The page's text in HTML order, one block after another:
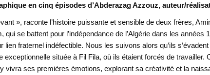
en cinq épisodes d’Abderazag Azzouz, auteur/
», raconte l’histoire puissante et sensible de deux frères,
qui se battent pour l’indépendance de l’Algérie dans les années
fraternel indéfectible. Nous les suivons alors qu’ils s’évadent
située à Fil Fila, où ils étaient forcés de travailler.
vivra ses premières émotions, explorant sa créativité et la